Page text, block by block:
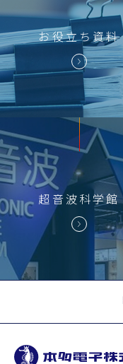
お役立ち 資料
超音波科学館